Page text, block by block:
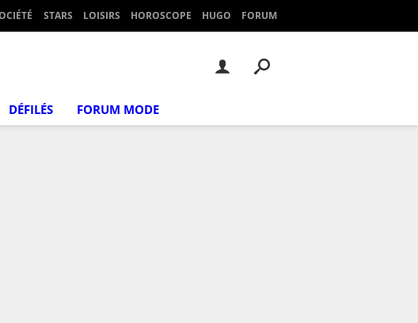
STARS LOISIRS HOROSCOPE HUGO FORUM
DÉFILÉS FORUM MODE